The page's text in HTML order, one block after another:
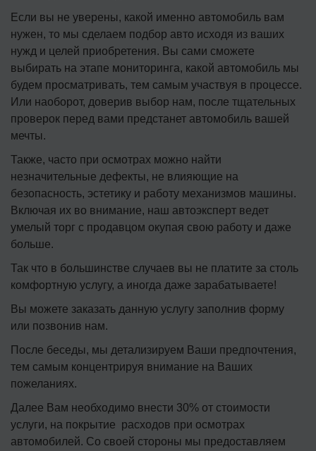
Если вы не уверены, какой именно автомобиль вам
нужен, то мы сделаем подбор авто исходя из ваших
нужд и целей приобретения. Вы сами сможете
выбирать на этапе мониторинга, какой автомобиль мы
будем просматривать, тем самым участвуя в процессе.
Или наоборот, доверив выбор нам, после тщательных
проверок перед вами предстанет автомобиль вашей
мечты.
Также, часто при осмотрах можно найти
незначительные дефекты, не влияющие на
безопасность, эстетику и работу механизмов машины.
Включая их во внимание, наш автоэксперт ведет
умелый торг с продавцом окупая свою работу и даже
больше.
Так что в большинстве случаев вы не платите за столь
комфортную услугу, а иногда даже зарабатываете!
Вы можете заказать данную услугу заполнив форму
или позвонив нам.
После беседы, мы детализируем Ваши предпочтения,
тем самым концентрируя внимание на Ваших
пожеланиях.
Далее Вам необходимо внести 30% от стоимости
услуги, на покрытие расходов при осмотрах
автомобилей. Со своей стороны мы предоставляем